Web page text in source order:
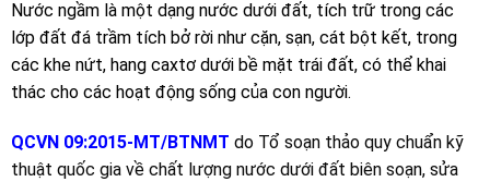
Nước ngầm là một dạng nước dưới đất, tích trữ trong các
lớp đất đá trầm tích bở rời như cặn, sạn, cát bột kết, trong
các khe nứt, hang caxtơ dưới bề mặt trái đất, có thể khai
thác cho các hoạt động sống của con người.
QCVN 09:2015-MT/BTNMT do Tổ soạn thảo quy chuẩn kỹ
thuật quốc gia về chất lượng nước dưới đất biên soạn, sửa